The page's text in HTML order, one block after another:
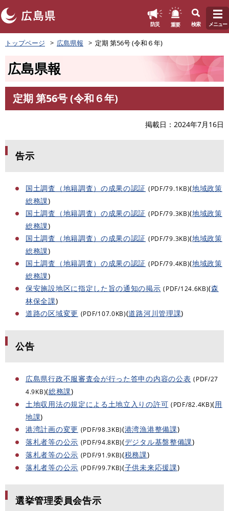
ペ
ー
頭
す
防災 重要 検索 メニュー
トップページ 広島県報 定期 第56号 (令和６年)
広島県報
文
定期 第56号 (令和６年)
掲載日 2024年7月16日
告示
国土調査（地籍調査）の成果の認証 (PDF/79.1KB)(地域政策
総務課)
国土調査（地籍調査）の成果の認証 (PDF/79.3KB)(地域政策
総務課)
国土調査（地籍調査）の成果の認証 (PDF/79.3KB)(地域政策
総務課)
国土調査（地籍調査）の成果の認証 (PDF/79.4KB)(地域政策
総務課)
保安施設地区に指定した旨の通知の掲示 (PDF/124.6KB)(森
林保全課)
道路の区域変更 (PDF/107.0KB)(道路河川管理課)
公告
広島県行政不服審査会が行った答申の内容の公表 (PDF/27
4.9KB)(総務課)
土地収用法の規定による土地立入りの許可 (PDF/82.4KB)(用
地課)
港湾計画の変更 (PDF/98.3KB)(港湾漁港整備課)
落札者等の公示 (PDF/94.8KB)(デジタル基盤整備課)
落札者等の公示 (PDF/91.9KB)(税務課)
落札者等の公示 (PDF/99.7KB)(子供未来応援課)
選挙管理委員会告示